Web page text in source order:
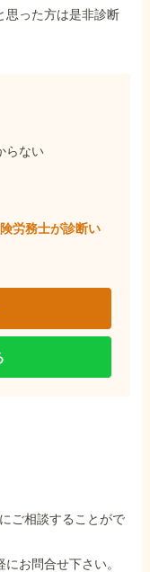
思った方は是非診断
らない
労務士が診断い
ご相談することがで
お問合せ下さい。